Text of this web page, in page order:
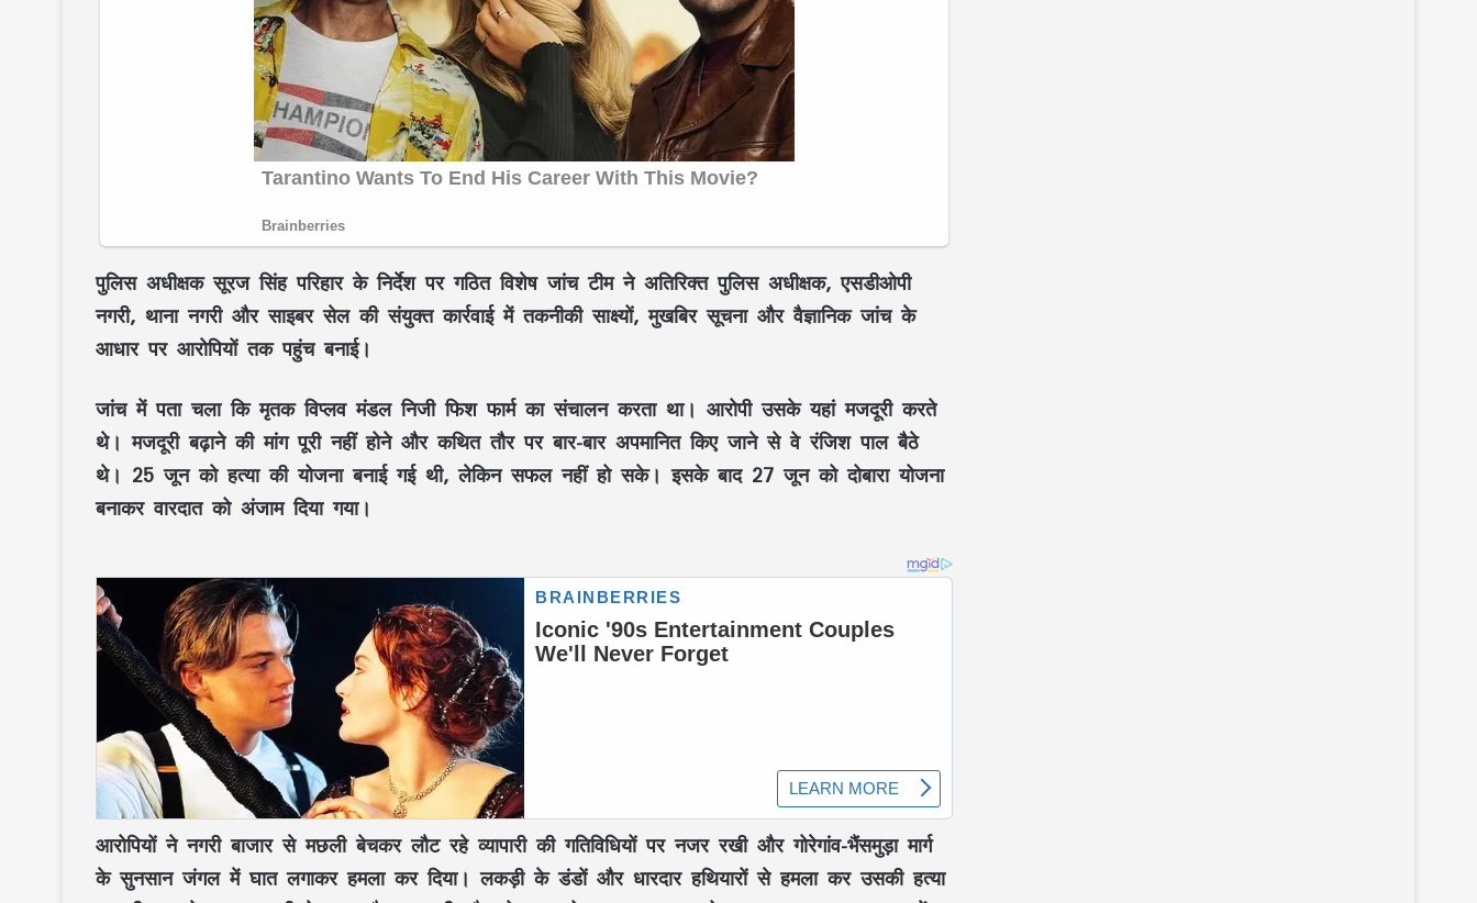
पुलिस अधीक्षक सूरज सिंह परिहार के निर्देश पर गठित विशेष जांच टीम ने अतिरिक्त पुलिस अधीक्षक, एसडीओपी
नगरी, थाना नगरी और साइबर सेल की संयुक्त कार्रवाई में तकनीकी साक्ष्यों, मुखबिर सूचना और वैज्ञानिक जांच के
आधार पर आरोपियों तक पहुंच बनाई।
जांच में पता चला कि मृतकविप्लव मंडलनिजी फिश फार्म का संचालन करता था। आरोपी उसके यहां मजदूरी करते
थे। मजदूरी बढ़ाने की मांग पूरी नहीं होने और कथित तौर पर बार-बार अपमानित किए जाने से वे रंजिश पाल बैठे
थे। 25 जून को हत्या की योजना बनाई गई थी, लेकिन सफल नहीं हो सके। इसके बाद 27 जून को दोबारा योजना
बनाकर वारदात को अंजाम दिया गया।
आरोपियों ने नगरी बाजार से मछली बेचकर लौट रहे व्यापारी की गतिविधियों पर नजर रखी और गोरेगांव-भैंसमुड़ा मार्ग
के सुनसान जंगल में घात लगाकर हमला कर दिया। लकड़ी के डंडों और धारदार हथियारों से हमला कर उसकी हत्या